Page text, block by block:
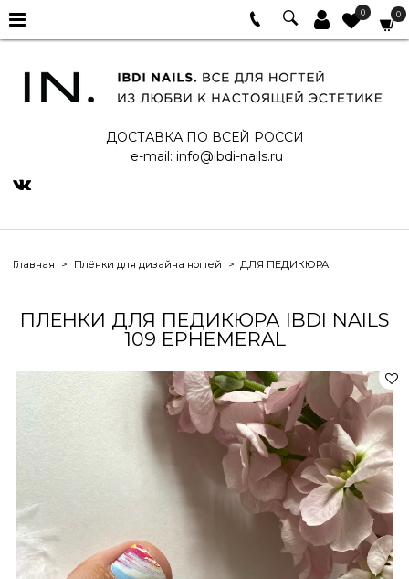
0 0
ДОСТАВКА ПО ВСЕЙ РОССИ
e-mail: info@ibdi-nails.ru
Главная Плёнки для дизайна ногтей ДЛЯ ПЕДИКЮРА
ПЛЕНКИ ДЛЯ ПЕДИКЮРА IBDI NAILS
109 EPHEMERAL